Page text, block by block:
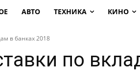
АВТО ТЕХНИКА КИНО
в банках 2018
по